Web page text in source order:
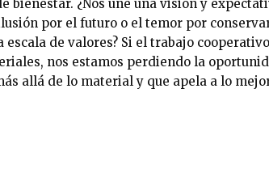
bienestar. ¿Nos une una visión y
por el futuro o el temor por
de valores? Si el trabajo
nos estamos perdiendo la
allá de lo material y que apela a lo